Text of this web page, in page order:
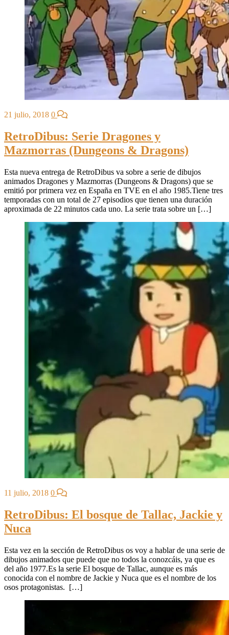
21 julio, 2018 0
RetroDibus: Serie Dragones y
Mazmorras (Dungeons & Dragons)
Esta nueva entrega de RetroDibus va sobre a serie de dibujos
animados Dragones y Mazmorras (Dungeons & Dragons) que se
emitió por primera vez en España en TVE en el año 1985.Tiene tres
temporadas con un total de 27 episodios que tienen una duración
aproximada de 22 minutos cada uno. La serie trata sobre un […]
11 julio, 2018 0
RetroDibus: El bosque de Tallac, Jackie y
Nuca
Esta vez en la sección de RetroDibus os voy a hablar de una serie de
dibujos animados que puede que no todos la conozcáis, ya que es
del año 1977.Es la serie El bosque de Tallac, aunque es más
conocida con el nombre de Jackie y Nuca que es el nombre de los
osos protagonistas. […]